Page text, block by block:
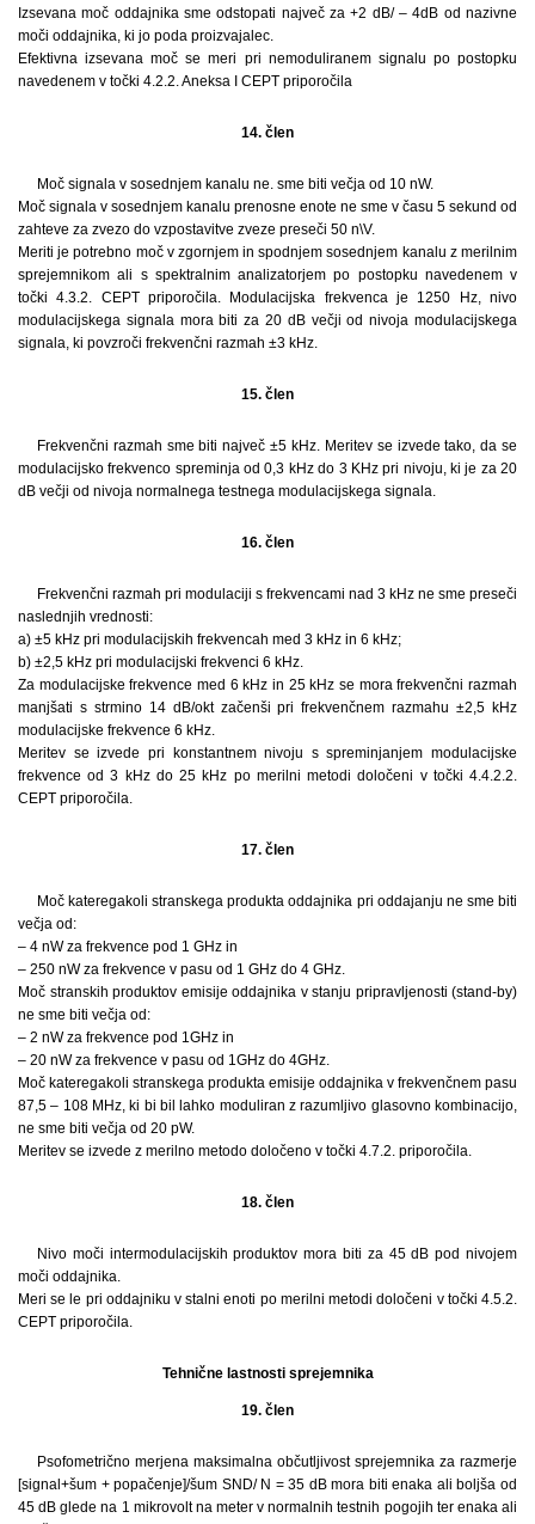
Izsevana moč oddajnika sme odstopati največ za +2 dB/ – 4dB od nazivne
moči oddajnika, ki jo poda proizvajalec.
Efektivna izsevana moč se meri pri nemoduliranem signalu po postopku
navedenem v točki 4.2.2. Aneksa I CEPT priporočila
14. člen
Moč signala v sosednjem kanalu ne. sme biti večja od 10 nW.
Moč signala v sosednjem kanalu prenosne enote ne sme v času 5 sekund od
zahteve za zvezo do vzpostavitve zveze preseči 50 n\V.
Meriti je potrebno moč v zgornjem in spodnjem sosednjem kanalu z merilnim
sprejemnikom ali s spektralnim analizatorjem po postopku navedenem v
točki 4.3.2. CEPT priporočila. Modulacijska frekvenca je 1250 Hz, nivo
modulacijskega signala mora biti za 20 dB večji od nivoja modulacijskega
signala, ki povzroči frekvenčni razmah ±3 kHz.
15. člen
Frekvenčni razmah sme biti največ ±5 kHz. Meritev se izvede tako, da se
modulacijsko frekvenco spreminja od 0,3 kHz do 3 KHz pri nivoju, ki je za 20
dB večji od nivoja normalnega testnega modulacijskega signala.
16. člen
Frekvenčni razmah pri modulaciji s frekvencami nad 3 kHz ne sme preseči
naslednjih vrednosti:
a) ±5 kHz pri modulacijskih frekvencah med 3 kHz in 6 kHz;
b) ±2,5 kHz pri modulacijski frekvenci 6 kHz.
Za modulacijske frekvence med 6 kHz in 25 kHz se mora frekvenčni razmah
manjšati s strmino 14 dB/okt začenši pri frekvenčnem razmahu ±2,5 kHz
modulacijske frekvence 6 kHz.
Meritev se izvede pri konstantnem nivoju s spreminjanjem modulacijske
frekvence od 3 kHz do 25 kHz po merilni metodi določeni v točki 4.4.2.2.
CEPT priporočila.
17. člen
Moč kateregakoli stranskega produkta oddajnika pri oddajanju ne sme biti
večja od:
– 4 nW za frekvence pod 1 GHz in
– 250 nW za frekvence v pasu od 1 GHz do 4 GHz.
Moč stranskih produktov emisije oddajnika v stanju pripravljenosti (stand-by)
ne sme biti večja od:
– 2 nW za frekvence pod 1GHz in
– 20 nW za frekvence v pasu od 1GHz do 4GHz.
Moč kateregakoli stranskega produkta emisije oddajnika v frekvenčnem pasu
87,5 – 108 MHz, ki bi bil lahko moduliran z razumljivo glasovno kombinacijo,
ne sme biti večja od 20 pW.
Meritev se izvede z merilno metodo določeno v točki 4.7.2. priporočila.
18. člen
Nivo moči intermodulacijskih produktov mora biti za 45 dB pod nivojem
moči oddajnika.
Meri se le pri oddajniku v stalni enoti po merilni metodi določeni v točki 4.5.2.
CEPT priporočila.
Tehnične lastnosti sprejemnika
19. člen
Psofometrično merjena maksimalna občutljivost sprejemnika za razmerje
[signal+šum + popačenje]/šum SND/ N = 35 dB mora biti enaka ali boljša od
45 dB glede na 1 mikrovolt na meter v normalnih testnih pogojih ter enaka ali